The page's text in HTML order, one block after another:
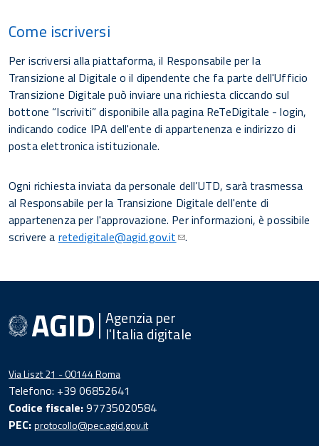
Come iscriversi
Per iscriversi alla piattaforma, il Responsabile per la
Transizione al Digitale o il dipendente che fa parte dell'Ufficio
Transizione Digitale può inviare una richiesta cliccando sul
bottone “Iscriviti” disponibile alla pagina ReTeDigitale - login,
indicando codice IPA dell'ente di appartenenza e indirizzo di
posta elettronica istituzionale.
Ogni richiesta inviata da personale dell’UTD, sarà trasmessa
al Responsabile per la Transizione Digitale dell'ente di
appartenenza per l'approvazione. Per informazioni, è possibile
scrivere a retedigitale@agid.gov.it .
Agenzia per
l'Italia digitale
Via Liszt 21 - 00144 Roma
Telefono: +39 06852641
Codice fiscale:97735020584
PEC:protocollo@pec.agid.gov.it